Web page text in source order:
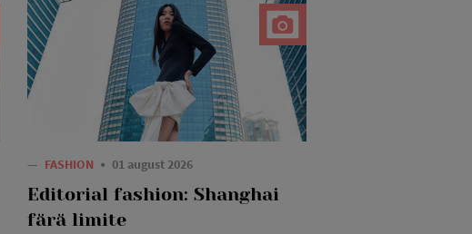
— FASHION 01 august 2026
Editorial fashion: Shanghai
fără limite